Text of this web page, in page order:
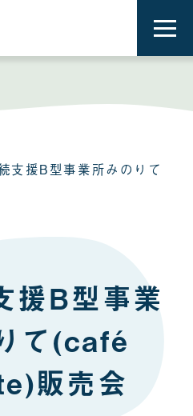
ニ
支援B型事業所みのりて
援B型事業
て(café
販売会